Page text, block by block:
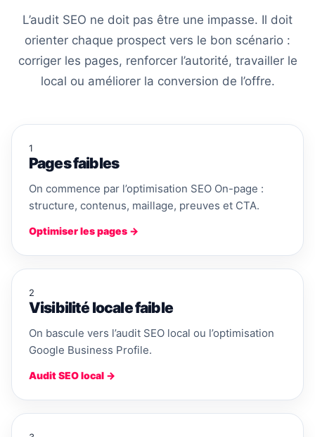
L’audit SEO ne doit pas être une impasse. Il doit
orienter chaque prospect vers le bon scénario :
corriger les pages, renforcer l’autorité, travailler le
local ou améliorer la conversion de l’offre.
1
Pages faibles
On commence par l’optimisation SEO On-page :
structure, contenus, maillage, preuves et CTA.
Optimiser les pages →
2
Visibilité locale faible
On bascule vers l’audit SEO local ou l’optimisation
Google Business Profile.
Audit SEO local →